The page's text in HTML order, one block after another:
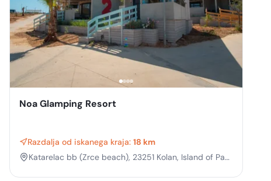
Noa Glamping Resort
Razdalja od iskanega kraja: 18 km
Katarelac bb (Zrce beach), 23251 Kolan, Island of Pag,